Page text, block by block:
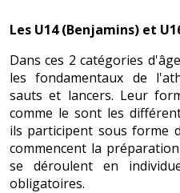
Les U14 (Benjamins) et
Dans ces 2 catégories
les fondamentaux de
sauts et lancers. Leur
comme le sont les
ils participent sous forme
commencent la
se déroulent en
obligatoires.